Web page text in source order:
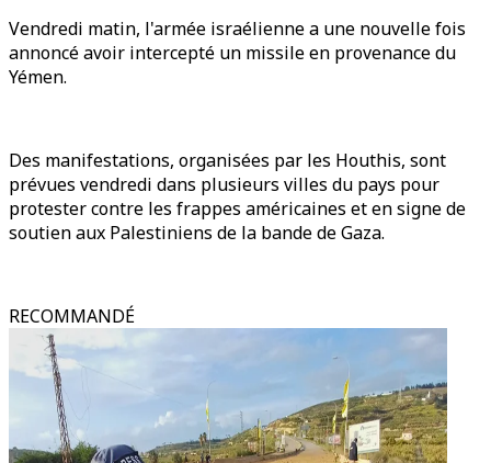
Vendredi matin, l'armée israélienne a une nouvelle fois
annoncé avoir intercepté un missile en provenance du
Yémen.
Des manifestations, organisées par les Houthis, sont
prévues vendredi dans plusieurs villes du pays pour
protester contre les frappes américaines et en signe de
soutien aux Palestiniens de la bande de Gaza.
RECOMMANDÉ